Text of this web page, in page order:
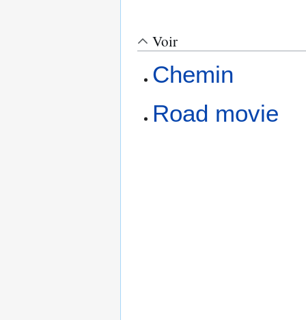
Voir
Chemin
Road movie